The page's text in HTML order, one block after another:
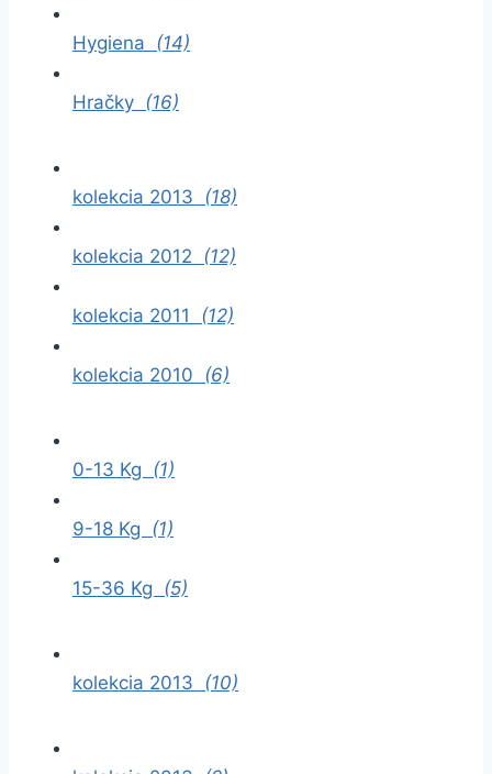
Hygiena (14)
Hračky (16)
kolekcia 2013 (18)
kolekcia 2012 (12)
kolekcia 2011 (12)
kolekcia 2010 (6)
0-13 Kg (1)
9-18 Kg (1)
15-36 Kg (5)
kolekcia 2013 (10)